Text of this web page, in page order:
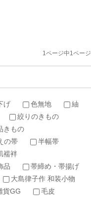
1ページ中1ページ
げ 色無地
紬
絞りのきもの
きもの
の帯
半幅帯
襦袢
品
帯締め・帯揚げ
大島律子作 和装小物
貨GG 毛皮